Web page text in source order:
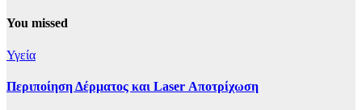
You missed
Υγεία
Περιποίηση Δέρματος και Laser Αποτρίχωση